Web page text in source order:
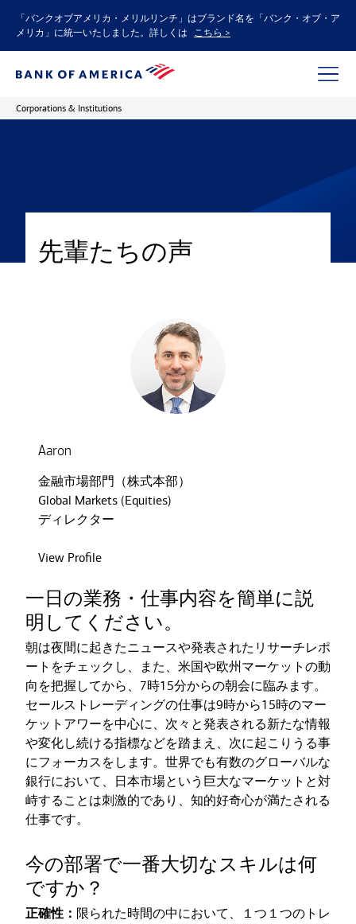
「バンクオブアメリカ・メリルリンチ」はブランド名を「バンク・オブ・ア
メリカ」に統一いたしました。詳しくは
こちら >
Corporations & Institutions
先輩たちの声
Aaron
金融市場部門（株式本部）
Global Markets (Equities)
ディレクター
View Profile
一日の業務・仕事内容を簡単に説
明してください。
朝は夜間に起きたニュースや発表されたリサーチレポ
ートをチェックし、また、米国や欧州マーケットの動
向を把握してから、7時15分からの朝会に臨みます。
セールストレーディングの仕事は9時から15時のマー
ケットアワーを中心に、次々と発表される新たな情報
や変化し続ける指標などを踏まえ、次に起こりうる事
にフォーカスをします。世界でも有数のグローバルな
銀行において、日本市場という巨大なマーケットと対
峙することは刺激的であり、知的好奇心が満たされる
仕事です。
今の部署で一番大切なスキルは何
ですか？
正確性： 限られた時間の中において、１つ１つのトレ